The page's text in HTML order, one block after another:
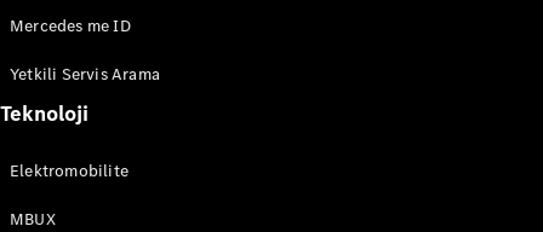
Mercedes me ID
Yetkili Servis Arama
Teknoloji
Elektromobilite
MBUX